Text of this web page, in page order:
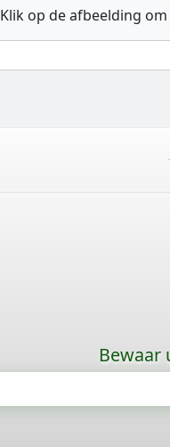
Klik op de afbeelding
Bewaar